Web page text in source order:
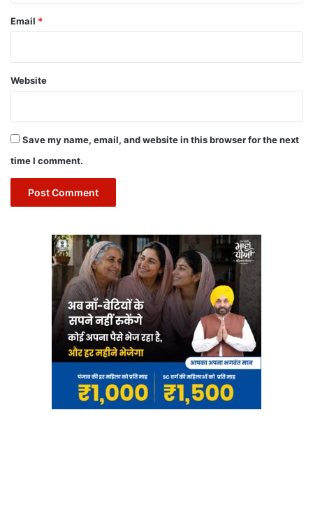
Email *
Website
Save my name, email, and website in this browser for the next
time I comment.